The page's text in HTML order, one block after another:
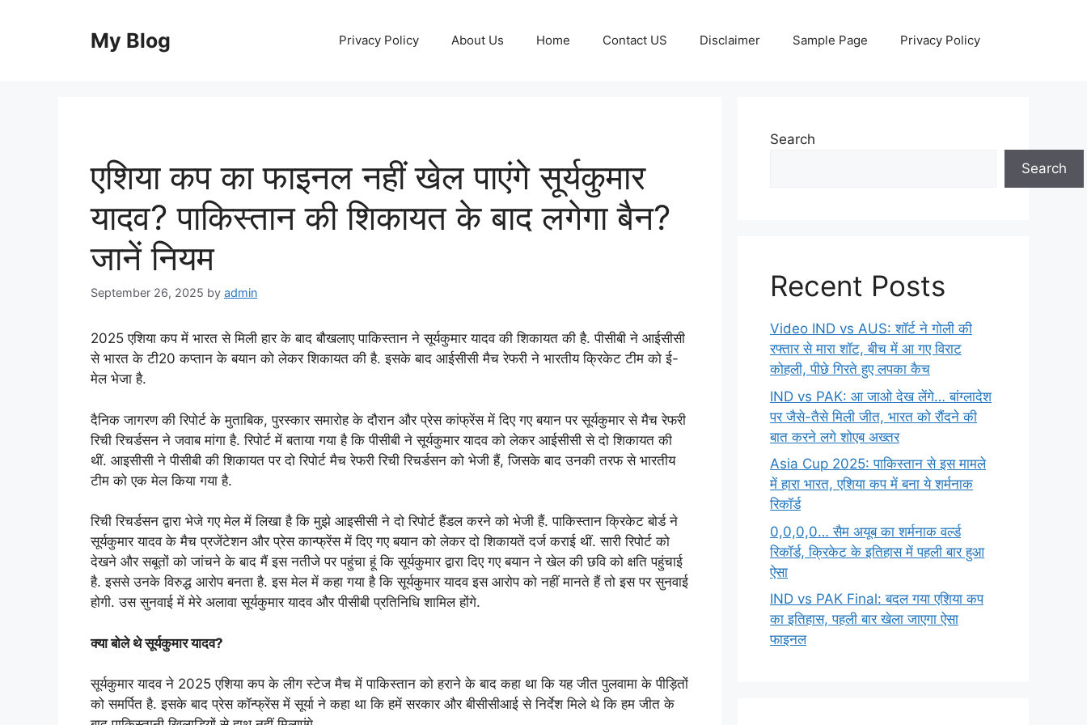
My Blog Privacy Policy About Us Home Contact US Disclaimer Sample Page Privacy Policy
एशिया कप का फाइनल नहीं खेल पाएंगे सूर्यकुमार
यादव? पाकिस्तान की शिकायत के बाद लगेगा बैन?
जानें नियम
September 26, 2025 by admin
2025 एशिया कप में भारत से मिली हार के बाद बौखलाए पाकिस्तान ने सूर्यकुमार यादव की शिकायत की है. पीसीबी ने आईसीसी
से भारत के टी20 कप्तान के बयान को लेकर शिकायत की है. इसके बाद आईसीसी मैच रेफरी ने भारतीय क्रिकेट टीम को ई-
मेल भेजा है.
दैनिक जागरण की रिपोर्ट के मुताबिक, पुरस्कार समारोह के दौरान और प्रेस कांफ्रेंस में दिए गए बयान पर सूर्यकुमार से मैच रेफरी
रिची रिचर्डसन ने जवाब मांगा है. रिपोर्ट में बताया गया है कि पीसीबी ने सूर्यकुमार यादव को लेकर आईसीसी से दो शिकायत की
थीं. आइसीसी ने पीसीबी की शिकायत पर दो रिपोर्ट मैच रेफरी रिची रिचर्डसन को भेजी हैं, जिसके बाद उनकी तरफ से भारतीय
टीम को एक मेल किया गया है.
रिची रिचर्डसन द्वारा भेजे गए मेल में लिखा है कि मुझे आइसीसी ने दो रिपोर्ट हैंडल करने को भेजी हैं. पाकिस्तान क्रिकेट बोर्ड ने
सूर्यकुमार यादव के मैच प्रजेंटेशन और प्रेस कान्फ्रेंस में दिए गए बयान को लेकर दो शिकायतें दर्ज कराई थीं. सारी रिपोर्ट को
देखने और सबूतों को जांचने के बाद मैं इस नतीजे पर पहुंचा हूं कि सूर्यकुमार द्वारा दिए गए बयान ने खेल की छवि को क्षति पहुंचाई
है. इससे उनके विरुद्ध आरोप बनता है. इस मेल में कहा गया है कि सूर्यकुमार यादव इस आरोप को नहीं मानते हैं तो इस पर सुनवाई
होगी. उस सुनवाई में मेरे अलावा सूर्यकुमार यादव और पीसीबी प्रतिनिधि शामिल होंगे.
क्या बोले थे सूर्यकुमार यादव?
सूर्यकुमार यादव ने 2025 एशिया कप के लीग स्टेज मैच में पाकिस्तान को हराने के बाद कहा था कि यह जीत पुलवामा के पीड़ितों
को समर्पित है. इसके बाद प्रेस कॉन्फ्रेंस में सूर्या ने कहा था कि हमें सरकार और बीसीसीआई से निर्देश मिले थे कि हम जीत के
Search
Search
Recent Posts
Video IND vs AUS: शॉर्ट ने गोली की
रफ्तार से मारा शॉट, बीच में आ गए विराट
कोहली, पीछे गिरते हुए लपका कैच
IND vs PAK: आ जाओ देख लेंगे… बांग्लादेश
पर जैसे-तैसे मिली जीत, भारत को रौंदने की
बात करने लगे शोएब अख्तर
Asia Cup 2025: पाकिस्तान से इस मामले
में हारा भारत, एशिया कप में बना ये शर्मनाक
रिकॉर्ड
0,0,0,0… सैम अयूब का शर्मनाक वर्ल्ड
रिकॉर्ड, क्रिकेट के इतिहास में पहली बार हुआ
ऐसा
IND vs PAK Final: बदल गया एशिया कप
का इतिहास, पहली बार खेला जाएगा ऐसा
फाइनल